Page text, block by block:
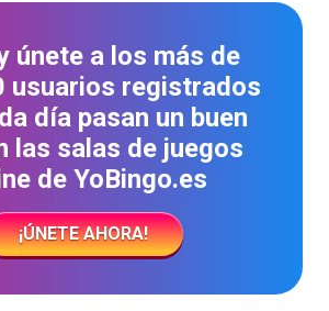
únete a los más de
usuarios registrados
día pasan un buen
las salas de juegos
de YoBingo.es
¡ÚNETE AHORA!